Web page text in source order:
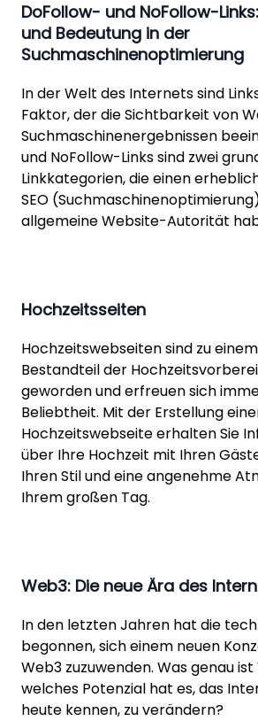
DoFollow- und NoFollow-
und Bedeutung in der
Suchmaschinenoptimierung
In der Welt des Internets sind
Faktor, der die Sichtbarkeit von
Suchmaschinenergebnissen
und NoFollow-Links sind zwei
Linkkategorien, die einen
SEO
allgemeine Website-Autorität
Hochzeitsseiten
Hochzeitswebseiten sind zu
Bestandteil der
geworden und erfreuen sich
Beliebtheit. Mit der Erstellung
Hochzeitswebseite erhalten Sie
über Ihre Hochzeit mit Ihren
Ihren Stil und eine angenehme
Ihrem großen Tag.
Web3: Die neue Ära des
In den letzten Jahren hat die
begonnen, sich einem neuen
Web3 zuzuwenden. Was genau
welches Potenzial hat es, das
heute kennen, zu verändern?